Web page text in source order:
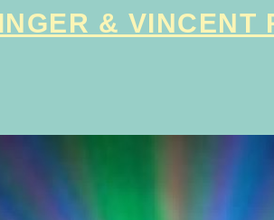
& VINCENT